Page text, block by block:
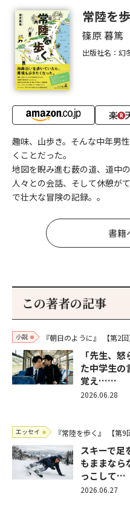
常陸を
篠原 暮篤
出版社名：幻
趣味、山歩き。そんな中年男
くことだった。
地図を睨み進む薮の道、道中
人々との会話、そして休憩が
で壮大な冒険の記録。。
書籍
この著者の記事
小説 『朝日のように』 【第2回
「先生、
た中学生の
覚え……
2026.06.28
エッセイ 『常陸を歩く』 【第9
スキーで足
もままなら
っこして…
2026.06.27